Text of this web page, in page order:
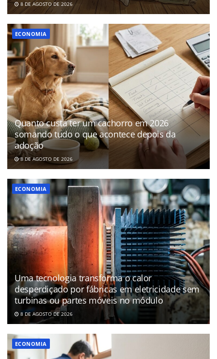
8 DE AGOSTO DE 2026
ECONOMIA
Quanto custa ter um cachorro em 2026
somando tudo o que acontece depois da
adoção
8 DE AGOSTO DE 2026
ECONOMIA
Uma tecnologia transforma o calor
desperdiçado por fábricas em eletricidade sem
turbinas ou partes móveis no módulo
8 DE AGOSTO DE 2026
ECONOMIA